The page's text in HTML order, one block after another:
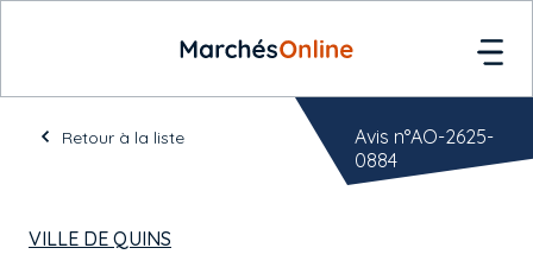
Retour à la liste
VILLE DE QUINS
Avis n°AO-2625-
0884